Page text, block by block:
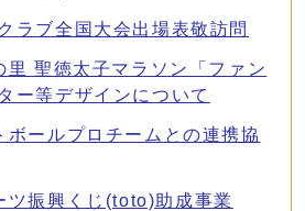
ラブ全国大会出場表敬訪問
里 聖徳太子マラソン「ファン
ー等デザインについて
ボールプロチームとの連携協
ツ振興くじ(toto)助成事業